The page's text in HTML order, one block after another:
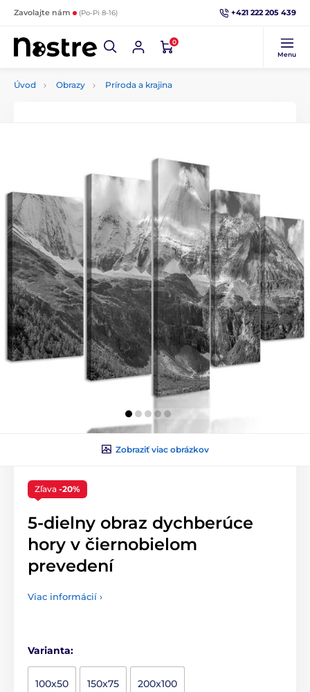
Zavolajte nám (Po-Pi 8-16) +421 222 205 439
0
Menu
Úvod Obrazy Príroda a krajina
Zobraziť viac obrázkov
Zľava -20%
5-dielny obraz dychberúce
hory v čiernobielom
prevedení
Viac informácií ›
Varianta:
100x50 150x75 200x100